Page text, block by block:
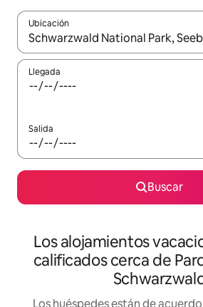
Ubicación
Cuando los resultados estén
Llegada
Salida
Buscar
Los alojamientos
calificados cerca de
Los huéspedes están de